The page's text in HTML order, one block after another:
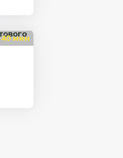
40 мин